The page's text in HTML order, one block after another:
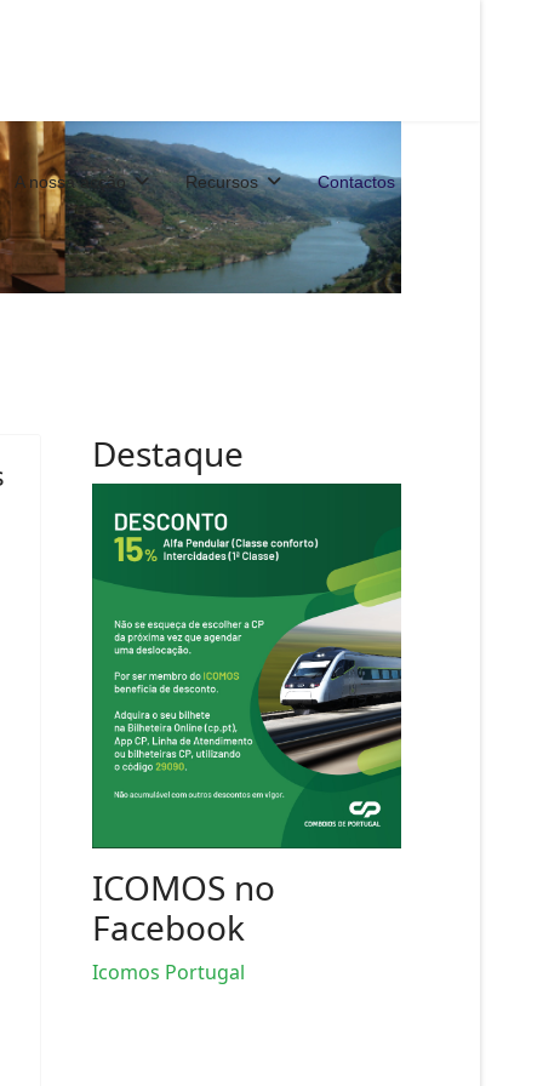
A nossa acção Recursos Contactos
Destaque
ICOMOS no
Facebook
Icomos Portugal